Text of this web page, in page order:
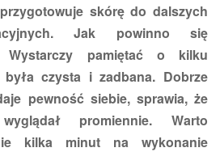
skórę do dalszych
Jak powinno się
Wystarczy pamiętać o kilku
czysta i zadbana. Dobrze
pewność siebie, sprawia, że
promiennie. Warto
kilka minut na wykonanie